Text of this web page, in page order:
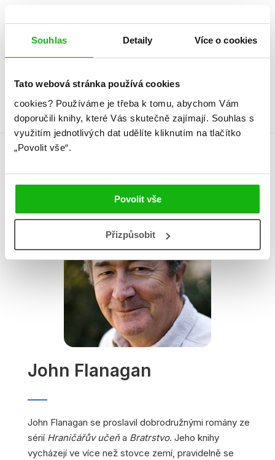
Souhlas Detaily Více o cookies
Tato webová stránka používá cookies
cookies? Používáme je třeba k tomu, abychom Vám
doporučili knihy, které Vás skutečně zajímají. Souhlas s
využitím jednotlivých dat udělíte kliknutím na tlačítko
„Povolit vše“.
Povolit vše
Přizpůsobit
Věk od 10
Kniha
potahem
Autor knihy
John Flanagan
John Flanagan se proslavil dobrodružnými romány ze
sérií Hraničářův učeňa Bratrstvo. Jeho knihy
vycházejí ve více než stovce zemí, pravidelně se